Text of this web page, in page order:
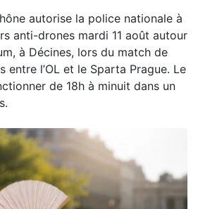
autorise la police nationale à
anti-drones mardi 11 août autour
à Décines, lors du match de
entre l’OL et le Sparta Prague. Le
de 18h à minuit dans un